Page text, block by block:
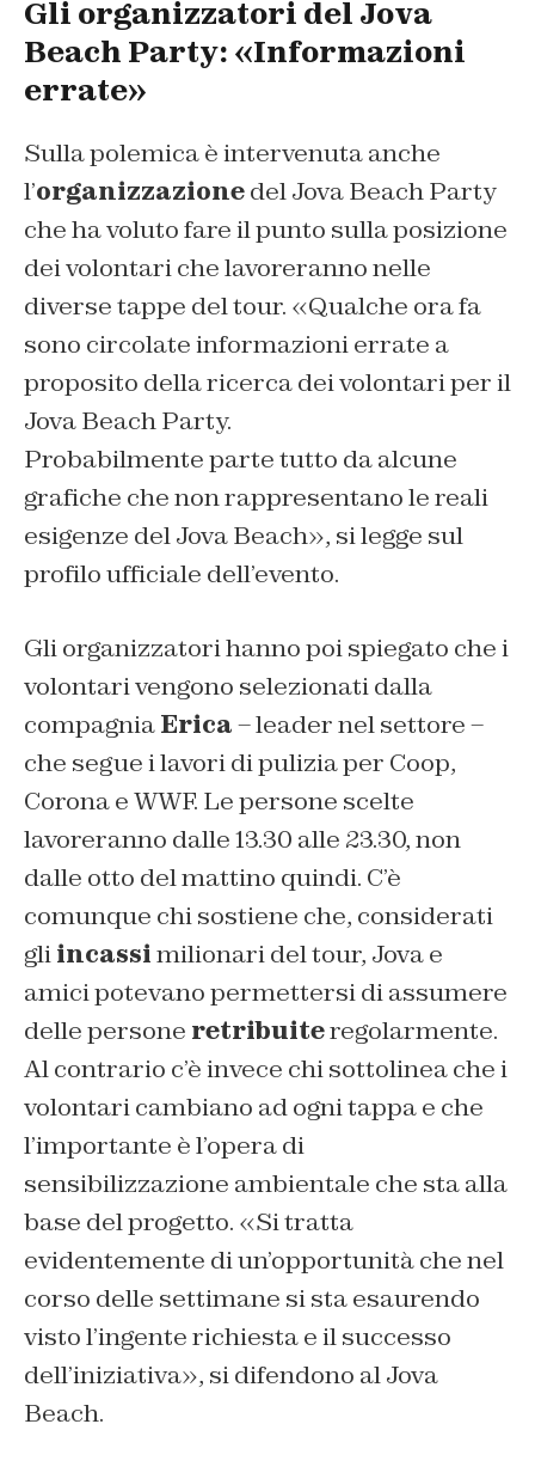
Gli organizzatori del Jova
Beach Party: «Informazioni
errate»
Sulla polemica è intervenuta anche
l’organizzazionedel Jova Beach Party
che ha voluto fare il punto sulla posizione
dei volontari che lavoreranno nelle
diverse tappe del tour. «Qualche ora fa
sono circolate informazioni errate a
proposito della ricerca dei volontari per il
Jova Beach Party.
Probabilmente parte tutto da alcune
grafiche che non rappresentano le reali
esigenze del Jova Beach», si legge sul
profilo ufficiale dell’evento.
Gli organizzatori hanno poi spiegato che i
volontari vengono selezionati dalla
compagniaErica– leader nel settore –
che segue i lavori di pulizia per Coop,
Corona e WWF. Le persone scelte
lavoreranno dalle 13.30 alle 23.30, non
dalle otto del mattino quindi. C’è
comunque chi sostiene che, considerati
gliincassimilionari del tour, Jova e
amici potevano permettersi di assumere
delle persone retribuiteregolarmente.
Al contrario c’è invece chi sottolinea che i
volontari cambiano ad ogni tappa e che
l’importante è l’opera di
sensibilizzazione ambientale che sta alla
base del progetto. «Si tratta
evidentemente di un’opportunità che nel
corso delle settimane si sta esaurendo
visto l’ingente richiesta e il successo
dell’iniziativa», si difendono al Jova
Beach.